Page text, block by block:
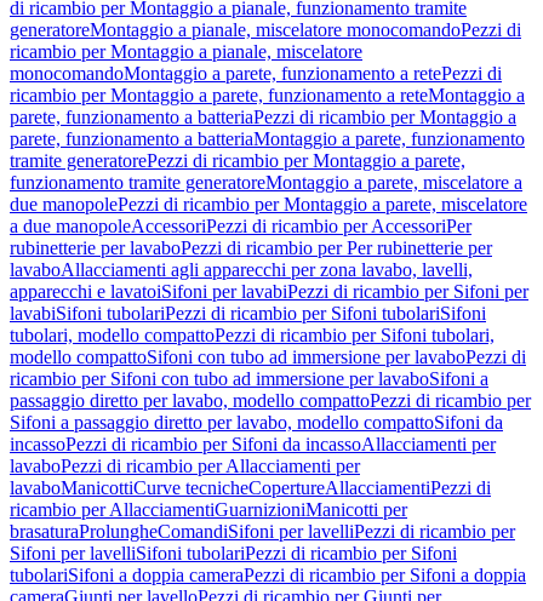
di ricambio per Montaggio a pianale, funzionamento tramite
generatoreMontaggio a pianale, miscelatore monocomandoPezzi di
ricambio per Montaggio a pianale, miscelatore
monocomandoMontaggio a parete, funzionamento a retePezzi di
ricambio per Montaggio a parete, funzionamento a reteMontaggio a
parete, funzionamento a batteriaPezzi di ricambio per Montaggio a
parete, funzionamento a batteriaMontaggio a parete, funzionamento
tramite generatorePezzi di ricambio per Montaggio a parete,
funzionamento tramite generatoreMontaggio a parete, miscelatore a
due manopolePezzi di ricambio per Montaggio a parete, miscelatore
a due manopoleAccessoriPezzi di ricambio per AccessoriPer
rubinetterie per lavaboPezzi di ricambio per Per rubinetterie per
lavaboAllacciamenti agli apparecchi per zona lavabo, lavelli,
apparecchi e lavatoiSifoni per lavabiPezzi di ricambio per Sifoni per
lavabiSifoni tubolariPezzi di ricambio per Sifoni tubolariSifoni
tubolari, modello compattoPezzi di ricambio per Sifoni tubolari,
modello compattoSifoni con tubo ad immersione per lavaboPezzi di
ricambio per Sifoni con tubo ad immersione per lavaboSifoni a
passaggio diretto per lavabo, modello compattoPezzi di ricambio per
Sifoni a passaggio diretto per lavabo, modello compattoSifoni da
incassoPezzi di ricambio per Sifoni da incassoAllacciamenti per
lavaboPezzi di ricambio per Allacciamenti per
lavaboManicottiCurve tecnicheCopertureAllacciamentiPezzi di
ricambio per AllacciamentiGuarnizioniManicotti per
brasaturaProlungheComandiSifoni per lavelliPezzi di ricambio per
Sifoni per lavelliSifoni tubolariPezzi di ricambio per Sifoni
tubolariSifoni a doppia cameraPezzi di ricambio per Sifoni a doppia
cameraGiunti per lavelloPezzi di ricambio per Giunti per